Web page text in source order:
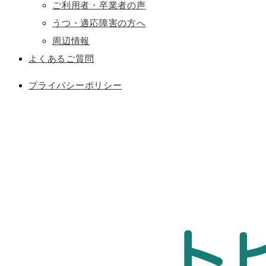
ご利用者・卒業者の声
うつ・適応障害の方へ
周辺情報
よくあるご質問
プライバシーポリシー